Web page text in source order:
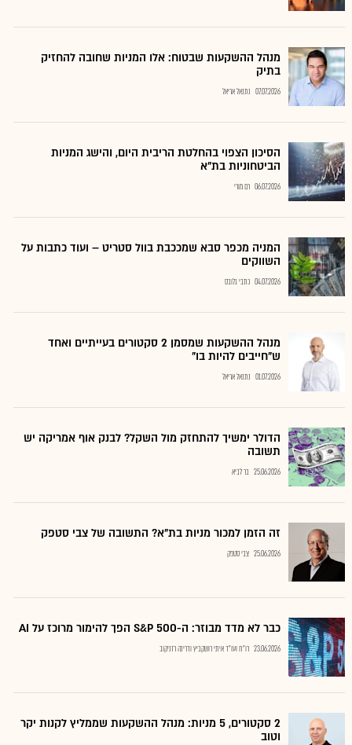
מנהל ההשקעות שבטוח: אלו המניות שחובה להחזיק
בתיק
07.07.2026 נתנאל אריאל
הסיכון הצפוי בהחלטת הריבית היום, והישג המניות
הביטחוניות בת"א
06.07.2026 רם מורי
המניה מכפר סבא שמככבת בוול סטריט – ועוד כתבות על
השווקים
04.07.2026 כתבי גלובס
מנהל ההשקעות שמסמן 2 סקטורים בעייתיים ואחד
ש"חייבים להיות בו"
01.07.2026 נתנאל אריאל
הדולר ימשיך להתחזק מול השקל? לבנק אוף אמריקה יש
תשובה
25.06.2026 בר לביא
זה הזמן למכור מניות בת"א? התשובה של צבי סטפק
25.06.2026 צבי סטפק
כבר לא מדד מבוזר: ה-S&P 500 הפך להימור מרוכז על AI
23.06.2026 רו"ח ועו"ד איתי רושקביץ ודרינה רזניקוב
2 סקטורים, 5 מניות: מנהל ההשקעות שממליץ לקנות יקר
וטוב